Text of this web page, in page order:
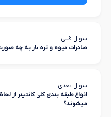
سوال قبلی
صادرات میوه و تره بار به چه
سوال بعدی
انواع طبقه بندی کلی کانتینر از
میشوند؟